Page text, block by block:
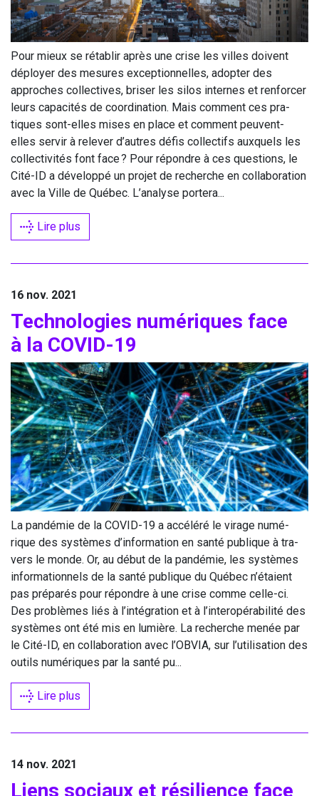
Pour mieux se réta­blir après une crise les villes doivent
déployer des mesures excep­tion­nelles, adop­ter des
approches col­lec­tives, bri­ser les silos internes et ren­for­cer
leurs capa­ci­tés de coor­di­na­tion. Mais com­ment ces pra­
tiques sont-elles mises en place et com­ment peuvent-
elles ser­vir à rele­ver d’autres défis col­lec­tifs aux­quels les
col­lec­ti­vi­tés font face ? Pour répondre à ces ques­tions, le
Cité-ID a déve­lop­pé un pro­jet de recherche en col­la­bo­ra­tion
avec la Ville de Qué­bec. L’analyse portera...
Lire plus
16 nov. 2021
Tech­no­lo­gies numé­riques face
à la COVID-19
La pan­dé­mie de la COVID-19 a accé­lé­ré le virage numé­
rique des sys­tèmes d’information en santé publique à tra­
vers le monde. Or, au début de la pan­dé­mie, les sys­tèmes
infor­ma­tion­nels de la santé publique du Qué­bec n’étaient
pas pré­pa­rés pour répondre à une crise comme celle-ci.
Des pro­blèmes liés à l’intégration et à l’interopérabilité des
sys­tèmes ont été mis en lumière. La recherche menée par
le Cité-ID, en col­la­bo­ra­tion avec l’OBVIA, sur l’utilisation des
outils numé­riques par la san­té pu...
Lire plus
14 nov. 2021
Liens sociaux et rési­lience face